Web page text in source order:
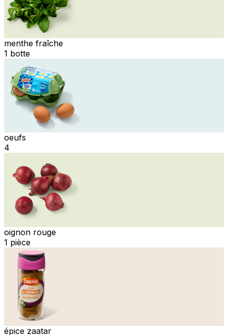
menthe fraîche
1 botte
oeufs
4
oignon rouge
1 pièce
épice zaatar